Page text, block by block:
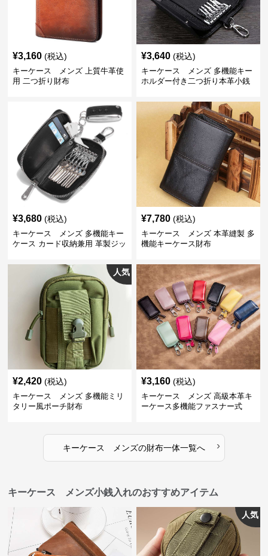
¥3,160 (税込)
キーケース メンズ 上質牛革使
用 二つ折り財布
¥3,640 (税込)
キーケース メンズ 多機能キー
ホルダー付き二つ折り本革小銭
¥3,680 (税込)
キーケース メンズ 多機能キー
ケース カード収納兼用 革製ジッ
¥7,780 (税込)
キーケース メンズ 本革縫製 多
機能キーケース財布
人気
¥2,420 (税込)
キーケース メンズ 多機能ミリ
タリー風ポーチ財布
¥3,160 (税込)
キーケース メンズ 高級本革キ
ーケース多機能ファスナー式
キーケース メンズの財布一体一覧へ ›
キーケース メンズ小銭入れのおすすめアイテム
人気